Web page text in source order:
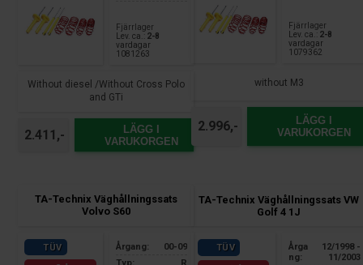
Fjärrlager
Lev. ca.:
2-8
vardagar
1081263
Without diesel /Without Cross Polo
and GTi
2.411,-
LÄGG I
VARUKORGEN
Fjärrlager
Lev. ca.: 2-8
vardagar
1079362
without M3
2.996,-
LÄGG I
VARUKORGEN
TA-Technix Väghållningssats
Volvo S60
TÜV
Årgang:
00-09
Typ:
R
TA-Technix Väghållningssats VW
Golf 4 1J
TÜV
Årga
ng:
12/1998 -
11/2003